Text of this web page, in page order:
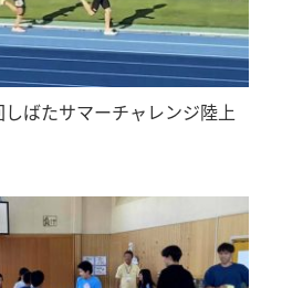
たサマーチャレンジ陸上